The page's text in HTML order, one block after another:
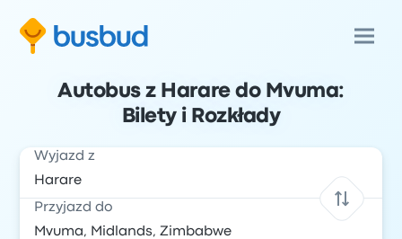
Autobus z Harare do Mvuma:
Bilety i Rozkłady
Wyjazd z
Przyjazd do